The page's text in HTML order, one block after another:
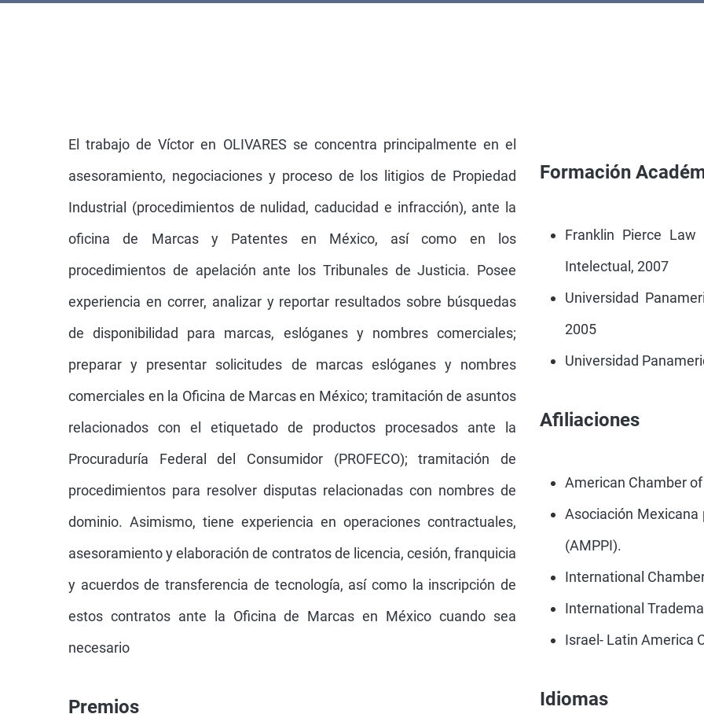
El trabajo de Víctor en OLIVARES se concentra principalmente en el
asesoramiento, negociaciones y proceso de los litigios de Propiedad
Industrial (procedimientos de nulidad, caducidad e infracción), ante la
oficina de Marcas y Patentes en México, así como en los
procedimientos de apelación ante los Tribunales de Justicia. Posee
experiencia en correr, analizar y reportar resultados sobre búsquedas
de disponibilidad para marcas, eslóganes y nombres comerciales;
preparar y presentar solicitudes de marcas eslóganes y nombres
comerciales en la Oficina de Marcas en México; tramitación de asuntos
relacionados con el etiquetado de productos procesados ante la
Procuraduría Federal del Consumidor (PROFECO); tramitación de
procedimientos para resolver disputas relacionadas con nombres de
dominio. Asimismo, tiene experiencia en operaciones contractuales,
asesoramiento y elaboración de contratos de licencia, cesión, franquicia
y acuerdos de transferencia de tecnología, así como la inscripción de
estos contratos ante la Oficina de Marcas en México cuando sea
necesario
Premios
Formación
Franklin Pierce
Intelectual, 2007
Universidad
2005
Universidad
Afiliaciones
American Chamber
Asociación Mexicana
(AMPPI).
International
International
Israel- Latin America
Idiomas